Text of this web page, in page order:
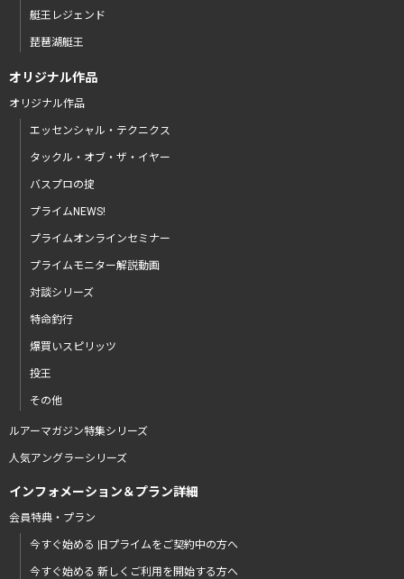
艇王レジェンド
琵琶湖艇王
オリジナル作品
オリジナル作品
エッセンシャル・テクニクス
タックル・オブ・ザ・イヤー
バスプロの掟
プライムNEWS!
プライムオンラインセミナー
プライムモニター解説動画
対談シリーズ
特命釣行
爆買いスピリッツ
投王
その他
ルアーマガジン特集シリーズ
人気アングラーシリーズ
インフォメーション＆プラン詳細
会員特典・プラン
今すぐ始める 旧プライムをご契約中の方へ
今すぐ始める 新しくご利用を開始する方へ